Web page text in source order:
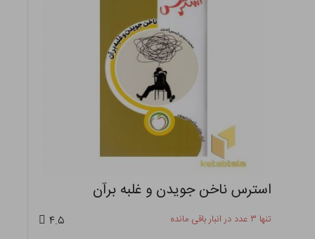
استرس ناخن جویدن و غلبه برآن
تنها ۳ عدد در انبار باقی مانده ۴.۵